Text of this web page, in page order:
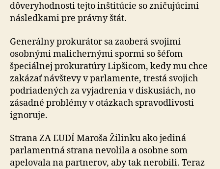
dôveryhodnosti tejto inštitúcie so zničujúcimi
následkami pre právny štát.
Generálny prokurátor sa zaoberá svojimi
osobnými malichernými spormi so šéfom
špeciálnej prokuratúry Lipšicom, kedy mu chce
zakázať návštevy v parlamente, trestá svojich
podriadených za vyjadrenia v diskusiách, no
zásadné problémy v otázkach spravodlivosti
ignoruje.
Strana ZA ĽUDÍ Maroša Žilinku ako jediná
parlamentná strana nevolila a osobne som
apelovala na partnerov, aby tak nerobili. Teraz